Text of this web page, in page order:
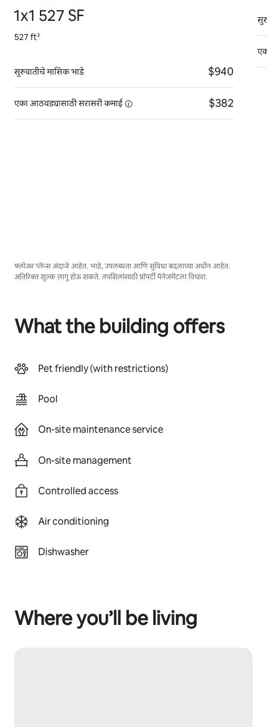
1x1 527 SF
527 ft²
सुरुवातीचे मासिक भाडे $940
एका आठवड्यासाठी सरासरीकमाई $382
फ्लोअर प्लॅन्स अंदाजे आहेत. भाडे, उपलब्धता आणि सुविधा बदलाच्या अधीन आहेत.
अतिरिक्त शुल्क लागू होऊ शकते. तपशिलांसाठी प्रॉपर्टी मॅनेजमेंटला विचारा.
What the building offers
Pet friendly (with restrictions)
Pool
On-site maintenance service
On-site management
Controlled access
Air conditioning
Dishwasher
Where you’ll be living